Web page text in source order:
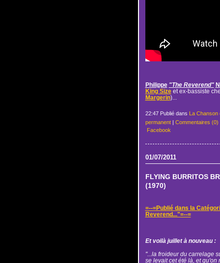
Philippe "The Reverend"
King Sizeet ex-bassiste
Margerin)...
22:47 Publié dans La Chanson
permanent| Commentaires (0)
Facebook
01/07/2011
FLYING BURRITOS
(1970)
=--=Publié dans la
Reverend..."=--=
Et voilà juillet à nouveau :
"...la froideur du carrelage
se levait cet été là, et qu'on